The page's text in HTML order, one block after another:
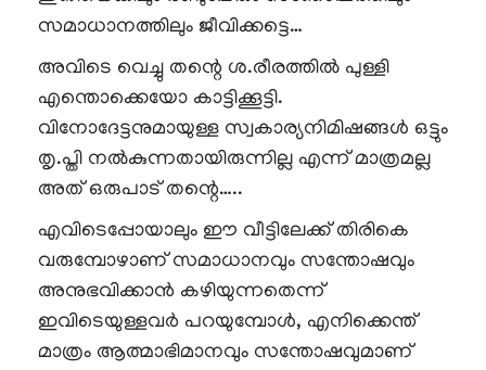
സമാധാനത്തിലും ജീവിക്കട്ടെ…
അവിടെ വെച്ചു തന്റെ ശ.രീരത്തിൽ പുള്ളി
എന്തൊക്കെയോ കാട്ടിക്കൂട്ടി.
വിനോദേട്ടനുമായുള്ള സ്വകാര്യനിമിഷങ്ങൾ ഒട്ടും
തൃ.പ്തി നൽകുന്നതായിരുന്നില്ല എന്ന് മാത്രമല്ല
അത് ഒരുപാട് തന്റെ…..
എവിടെപ്പോയാലും ഈ വീട്ടിലേക്ക് തിരികെ
വരുമ്പോഴാണ് സമാധാനവും സന്തോഷവും
അനുഭവിക്കാൻ കഴിയുന്നതെന്ന്
ഇവിടെയുള്ളവർ പറയുമ്പോൾ, എനിക്കെന്ത്
മാത്രം ആത്മാഭിമാനവും സന്തോഷവുമാണ്